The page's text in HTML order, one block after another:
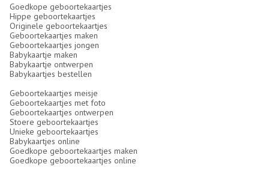
Goedkope geboortekaartjes
Hippe geboortekaartjes
Originele geboortekaartjes
Geboortekaartjes maken
Geboortekaartjes jongen
Babykaartje maken
Babykaartje ontwerpen
Babykaartjes bestellen
Geboortekaartjes meisje
Geboortekaartjes met foto
Geboortekaartjes ontwerpen
Stoere geboortekaartjes
Unieke geboortekaartjes
Babykaartjes online
Goedkope geboortekaartjes maken
Goedkope geboortekaartjes online